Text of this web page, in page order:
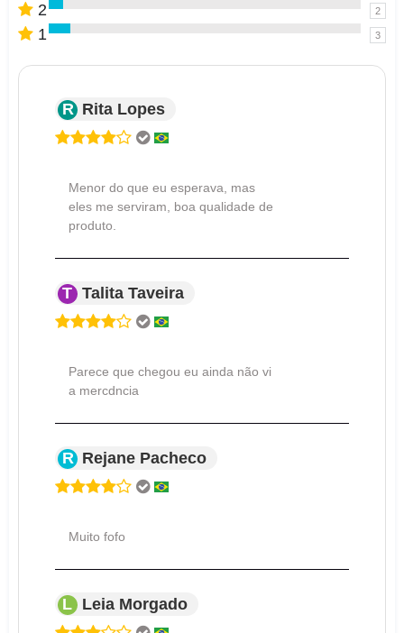
2 2
1 3
R Rita Lopes
Menor do que eu esperava, mas
eles me serviram, boa qualidade de
produto.
T Talita Taveira
Parece que chegou eu ainda não vi
a mercdncia
R Rejane Pacheco
Muito fofo
L Leia Morgado